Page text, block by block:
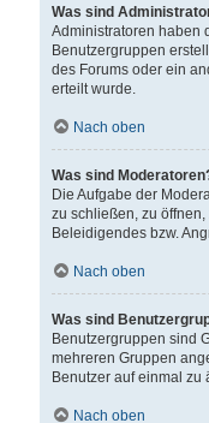
Was sind
Administratoren haben
Benutzergruppen
des Forums oder ein
erteilt wurde.
Nach oben
Was sind
Die Aufgabe der
zu schließen, zu
Beleidigendes bzw.
Nach oben
Was sind
Benutzergruppen sind
mehreren Gruppen
Benutzer auf einmal
Nach oben